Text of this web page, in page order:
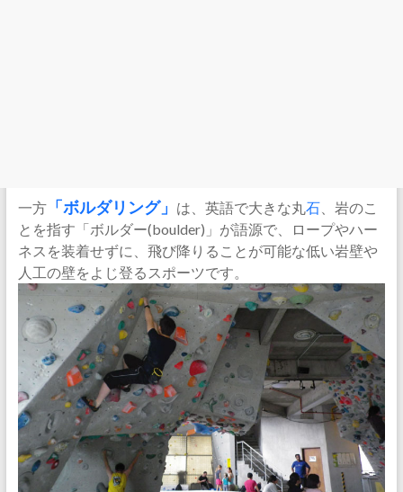
一方「ボルダリング」 は、英語で大きな丸石、岩のこ
とを指す「ボルダー(boulder)」が語源で、ロープやハー
ネスを装着せずに、飛び降りることが可能な低い岩壁や
人工の壁をよじ登るスポーツです。